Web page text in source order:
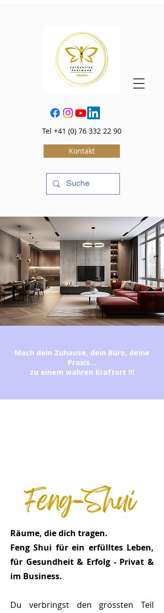
Tel +41 (0) 76 332 22 90
Kontakt
Mach dein Zuhause, dein Büro, deine
Praxis...
zu einem wahren Kraftort !!!
Räume, die dich tragen.
Feng Shui für ein erfülltes Leben,
für Gesundheit & Erfolg - Privat &
im Business.
Du verbringst den grössten Teil